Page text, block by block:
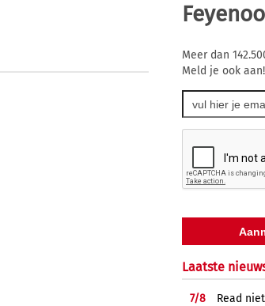
Meer dan
Meld je ook aan!
Laatste
7/8
Read